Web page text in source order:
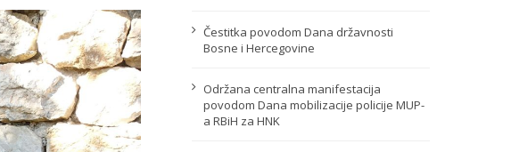
Čestitka povodom Dana državnosti
Bosne i Hercegovine
Održana centralna manifestacija
povodom Dana mobilizacije policije MUP-
a RBiH za HNK